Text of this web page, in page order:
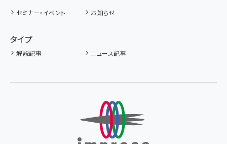
セミナー・イベント
お知らせ
タイプ
解説記事 ニュース記事